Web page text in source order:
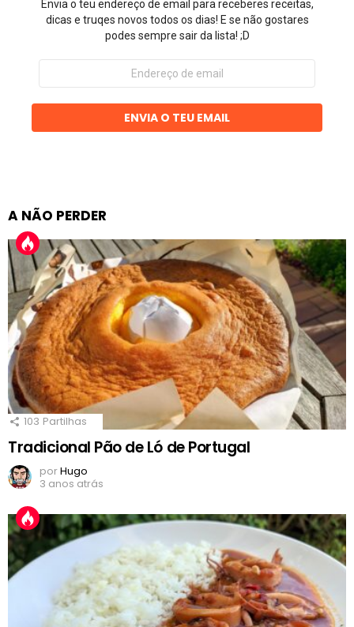
Envia o teu endereço de email para receberes receitas,
dicas e truqes novos todos os dias! E se não gostares
podes sempre sair da lista! ;D
Endereço
email
ENVIA O TEU EMAIL
A NÃO PERDER
103 Partilhas
Tradicional Pão de Ló de Portugal
porHugo
3 anos atrás